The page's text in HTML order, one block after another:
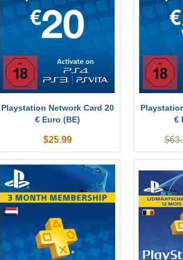
Playstation Network Card 20
€ Euro (BE)
$25.99
€
$